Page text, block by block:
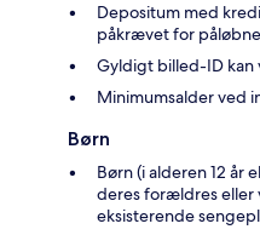
Depositum med
påkrævet for
Gyldigt billed-ID
Minimumsalder ved
Børn
Børn (i alderen 12 år
deres forældres
eksisterende